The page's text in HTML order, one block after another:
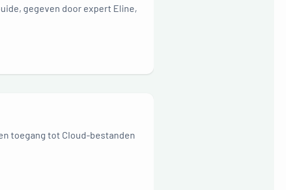
gegeven door expert Eline,
toegang tot Cloud-bestanden